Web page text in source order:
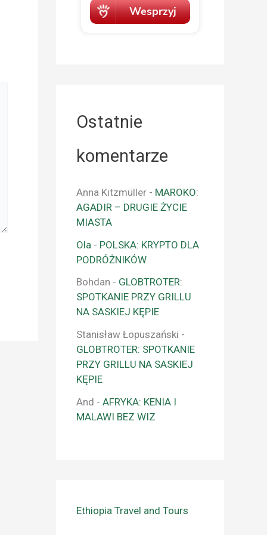
Ostatnie
komentarze
Anna Kitzmüller - MAROKO:
AGADIR – DRUGIE ŻYCIE
MIASTA
Ola - POLSKA: KRYPTO DLA
PODRÓŻNIKÓW
Bohdan - GLOBTROTER:
SPOTKANIE PRZY GRILLU
NA SASKIEJ KĘPIE
Stanisław Łopuszański -
GLOBTROTER: SPOTKANIE
PRZY GRILLU NA SASKIEJ
KĘPIE
And - AFRYKA: KENIA I
MALAWI BEZ WIZ
Ethiopia Travel and Tours